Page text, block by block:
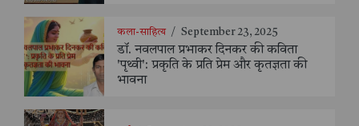
कला-साहित्य / September 23, 2025
डॉ. नवलपाल प्रभाकर दिनकर की कविता
'पृथ्वी': प्रकृति के प्रति प्रेम और कृतज्ञता की
भावना